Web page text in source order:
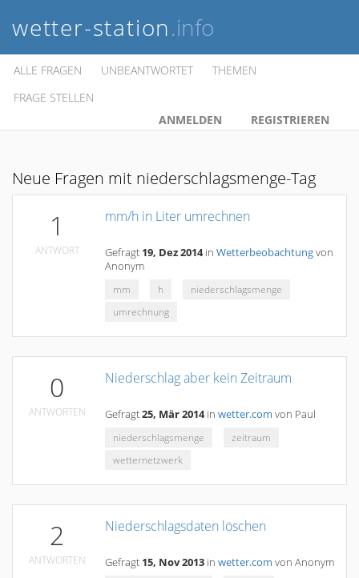
wetter-station.info
ALLE FRAGEN UNBEANTWORTET
THEMEN
FRAGE STELLEN
ANMELDEN
REGISTRIEREN
Neue Fragen mit niederschlagsmenge-Tag
1
ANTWORT
mm/h in Liter umrechnen
Gefragt 19, Dez 2014 in Wetterbeobachtungvon
Anonym
mm
h
niederschlagsmenge
umrechnung
0
ANTWORTEN
Niederschlag aber kein Zeitraum
Gefragt25, Mär 2014 in wetter.com von Paul
niederschlagsmenge
zeitraum
wetternetzwerk
2
ANTWORTEN
Niederschlagsdaten löschen
Gefragt 15, Nov 2013 in wetter.com von Anonym